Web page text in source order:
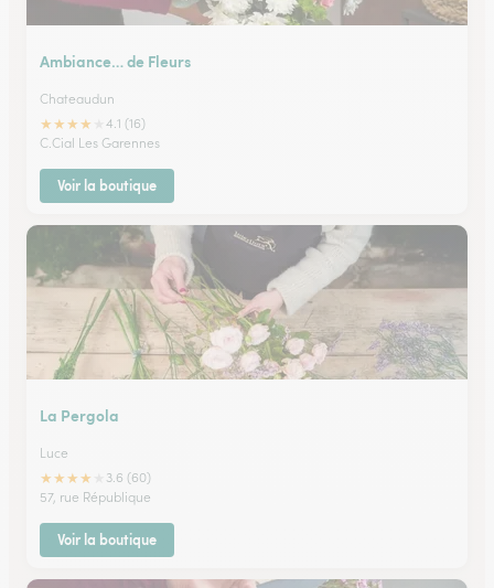
Ambiance… de Fleurs
Chateaudun
★★★★
4.1 (16)
C.Cial Les Garennes
Voir la boutique
La Pergola
Luce
★★★★
3.6 (60)
57, rue République
Voir la boutique